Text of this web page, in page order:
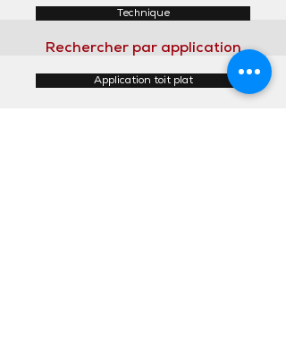
Technique
Rechercher par application
Application toit plat